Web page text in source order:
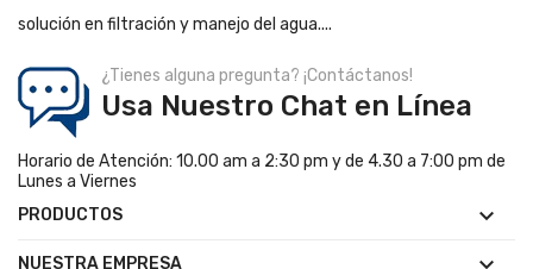
solución en filtración y manejo del agua....
¿Tienes alguna pregunta? ¡Contáctanos!
Usa Nuestro Chat en Línea
Horario de Atención: 10.00 am a 2:30 pm y de 4.30 a 7:00 pm de
Lunes a Viernes
PRODUCTOS

NUESTRA EMPRESA